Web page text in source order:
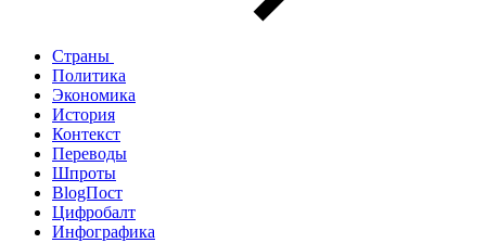
Страны
Политика
Экономика
История
Контекст
Переводы
Шпроты
BlogПост
Цифробалт
Инфографика